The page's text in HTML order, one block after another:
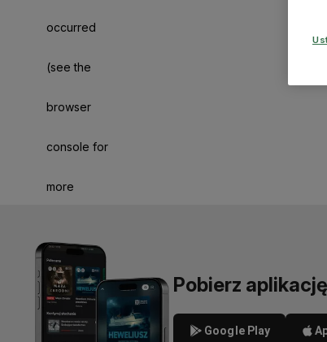
occurred
(see the
browser
console for
more
Pobierz
Google Play